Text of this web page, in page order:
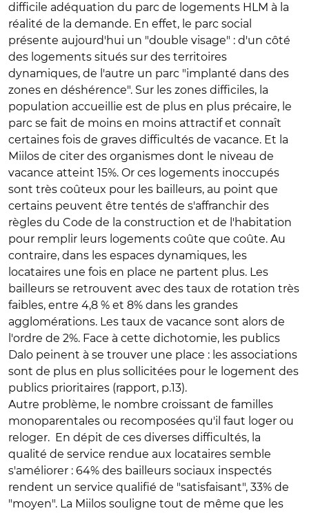
difficile adéquation du parc de logements HLM à la
réalité de la demande. En effet, le parc social
présente aujourd'hui un "double visage" : d'un côté
des logements situés sur des territoires
dynamiques, de l'autre un parc "implanté dans des
zones en déshérence". Sur les zones difficiles, la
population accueillie est de plus en plus précaire, le
parc se fait de moins en moins attractif et connaît
certaines fois de graves difficultés de vacance. Et la
Miilos de citer des organismes dont le niveau de
vacance atteint 15%. Or ces logements inoccupés
sont très coûteux pour les bailleurs, au point que
certains peuvent être tentés de s'affranchir des
règles du Code de la construction et de l'habitation
pour remplir leurs logements coûte que coûte. Au
contraire, dans les espaces dynamiques, les
locataires une fois en place ne partent plus. Les
bailleurs se retrouvent avec des taux de rotation très
faibles, entre 4,8 % et 8% dans les grandes
agglomérations. Les taux de vacance sont alors de
l'ordre de 2%. Face à cette dichotomie, les publics
Dalo peinent à se trouver une place : les associations
sont de plus en plus sollicitées pour le logement des
publics prioritaires (rapport, p.13).
Autre problème, le nombre croissant de familles
monoparentales ou recomposées qu'il faut loger ou
reloger. En dépit de ces diverses difficultés, la
qualité de service rendue aux locataires semble
s'améliorer : 64% des bailleurs sociaux inspectés
rendent un service qualifié de "satisfaisant", 33% de
"moyen". La Miilos souligne tout de même que les